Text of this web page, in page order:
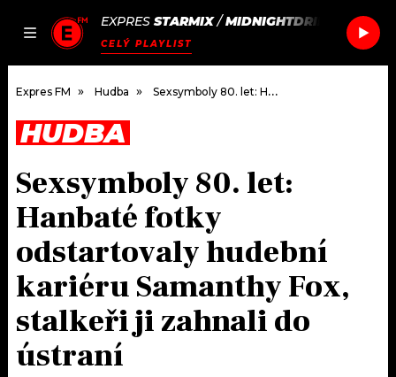
JAK
SEZNAM.CZ
EXPRES STARMIX/MIDNIGHTDRIP
CELÝ PLAYLIST
DOMŮ
ČLÁNKY
HUDBA
ROZHOVORY
#NEBUDUDOMA
PODCASTY
JAK NALADIT
RÁDIO
APLIKACE
Expres FM Hudba Sexsymboly 80. let: Hanbaté fotky odstartovaly hudební kariéru Samanthy Fox, stalkeři ji zahnali do ústraní
HUDBA
Sexsymboly 80. let:
Hanbaté fotky
odstartovaly hudební
kariéru Samanthy Fox,
stalkeři ji zahnali do
ústraní